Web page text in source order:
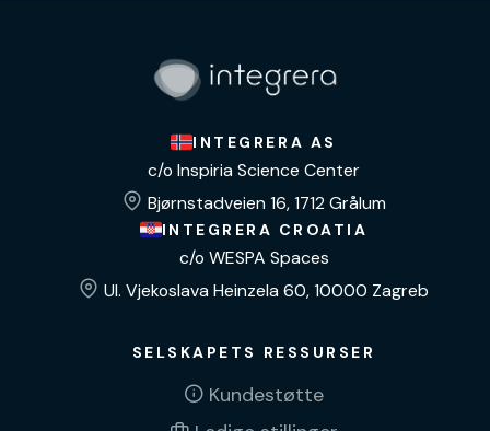
INTEGRERA AS
c/o Inspiria Science Center
Bjørnstadveien 16, 1712 Grålum
INTEGRERA CROATIA
c/o WESPA Spaces
Ul. Vjekoslava Heinzela 60, 10000 Zagreb
SELSKAPETS RESSURSER
Kundestøtte